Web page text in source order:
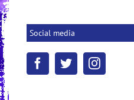
Social media